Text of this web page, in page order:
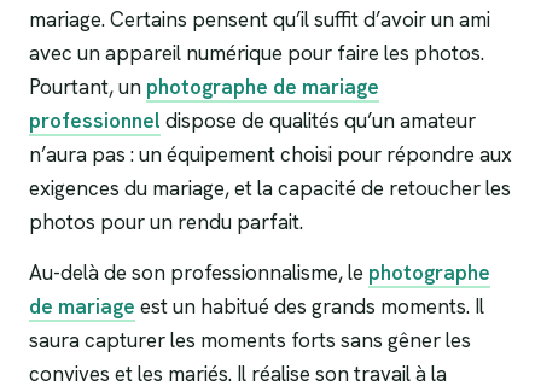
mariage. Certains pensent qu’il suffit d’avoir un ami
avec un appareil numérique pour faire les photos.
Pourtant, un photographe de mariage
professionnel dispose de qualités qu’un amateur
n’aura pas : un équipement choisi pour répondre aux
exigences du mariage, et la capacité de retoucher les
photos pour un rendu parfait.
Au-delà de son professionnalisme, le photographe
de mariage est un habitué des grands moments. Il
saura capturer les moments forts sans gêner les
convives et les mariés. Il réalise son travail à la